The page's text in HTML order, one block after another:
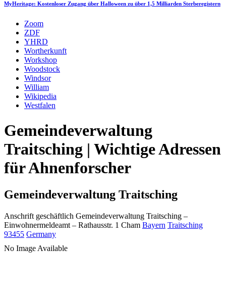
MyHeritage: Kostenloser Zugang über Halloween zu über 1,5 Milliarden Sterberegistern
Zoom
ZDF
YHRD
Wortherkunft
Workshop
Woodstock
Windsor
William
Wikipedia
Westfalen
Gemeindeverwaltung
Traitsching | Wichtige Adressen
für Ahnenforscher
Gemeindeverwaltung Traitsching
Anschrift geschäftlich Gemeindeverwaltung Traitsching –
Einwohnermeldeamt – Rathausstr. 1 Cham Bayern Traitsching
93455 Germany
No Image Available